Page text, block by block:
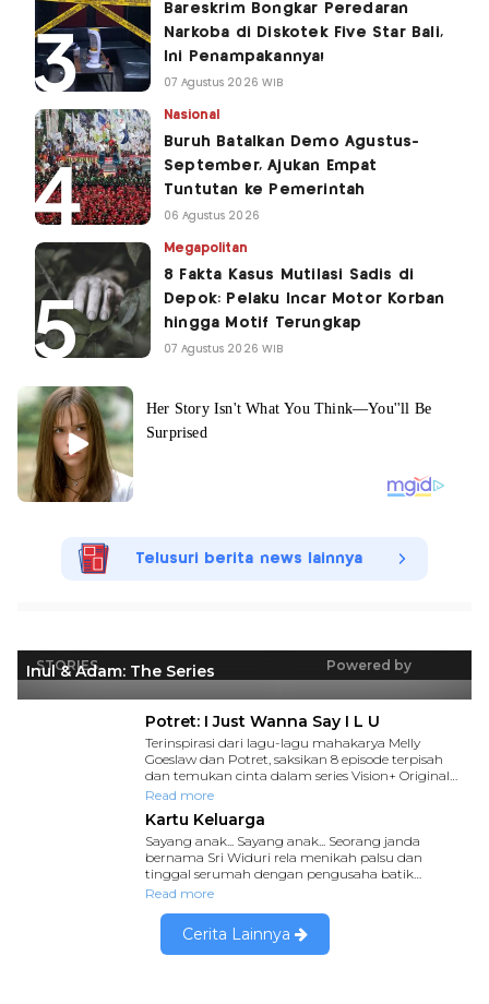
Bareskrim Bongkar Peredaran
Narkoba di Diskotek Five Star Bali,
Ini Penampakannya!
07 Agustus 2026 WIB
Nasional
Buruh Batalkan Demo Agustus-
September, Ajukan Empat
Tuntutan ke Pemerintah
06 Agustus 2026
Megapolitan
8 Fakta Kasus Mutilasi Sadis di
Depok: Pelaku Incar Motor Korban
hingga Motif Terungkap
07 Agustus 2026 WIB
Telusuri berita news lainnya